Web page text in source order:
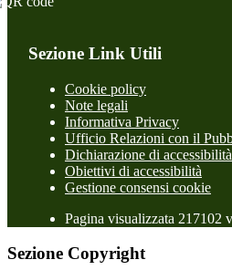
Sezione Link Utili
Cookie policy
Note legali
Informativa Privacy
Ufficio Relazioni con il
Dichiarazione di accessibilità
Obiettivi di accessibilità
Gestione consensi cookie
Pagina visualizzata 217102
Sezione Copyright